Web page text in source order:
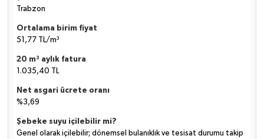
Trabzon
51,77 TL/m³
1.035,40 TL
%3,69
Genel olarak içilebilir; dönemsel bulanıklık ve tesisat durumu takip